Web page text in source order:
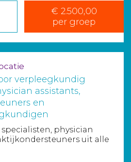
€ 2.500,00
per groep
verpleegkundig
assistants,
en
physician
uit alle